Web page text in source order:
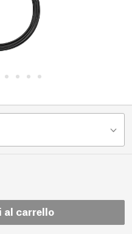
al carrello